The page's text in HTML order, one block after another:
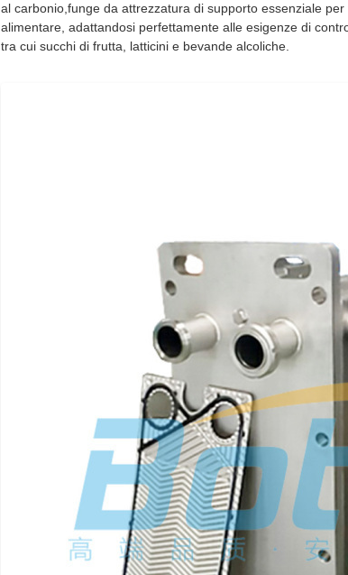
al carbonio,funge da attrezzatura di supporto essenziale
alimentare, adattandosi perfettamente alle esigenze di
tra cui succhi di frutta, latticini e bevande alcoliche.